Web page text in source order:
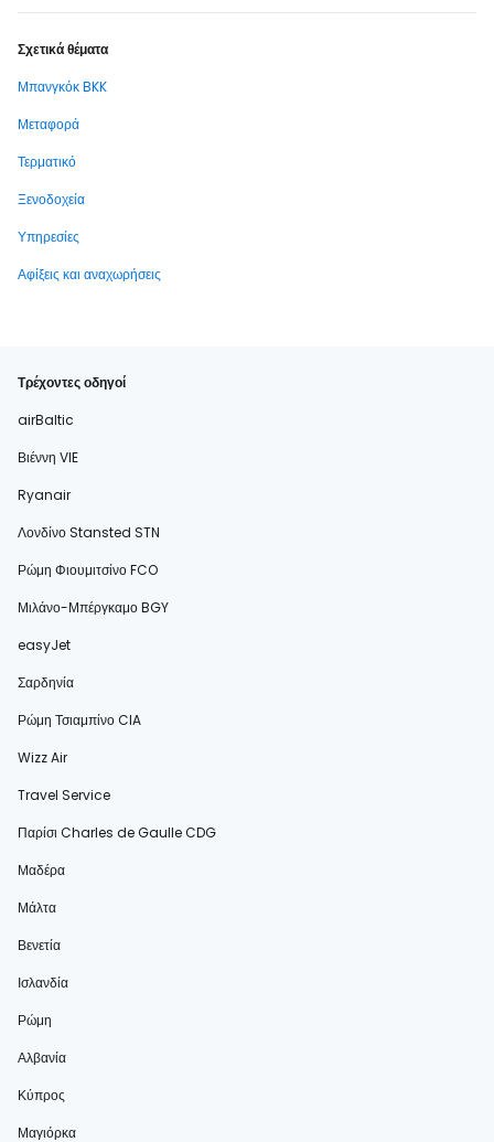
Σχετικά θέματα
Μπανγκόκ BKK
Μεταφορά
Τερματικό
Ξενοδοχεία
Υπηρεσίες
Αφίξεις και αναχωρήσεις
Τρέχοντες οδηγοί
airBaltic
Βιέννη VIE
Ryanair
Λονδίνο Stansted STN
Ρώμη Φιουμιτσίνο FCO
Μιλάνο-Μπέργκαμο BGY
easyJet
Σαρδηνία
Ρώμη Τσιαμπίνο CIA
Wizz Air
Travel Service
Παρίσι Charles de Gaulle CDG
Μαδέρα
Μάλτα
Βενετία
Ισλανδία
Ρώμη
Αλβανία
Κύπρος
Μαγιόρκα